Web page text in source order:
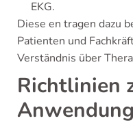
EKG.
Diese en tragen dazu
Patienten und
Verständnis über
Richtlinien